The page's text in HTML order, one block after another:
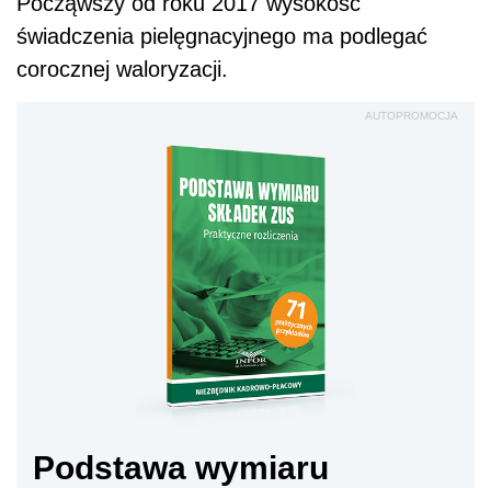
świadczenia pielęgnacyjnego ma podlegać
corocznej waloryzacji.
AUTOPROMOCJA
Podstawa wymiaru